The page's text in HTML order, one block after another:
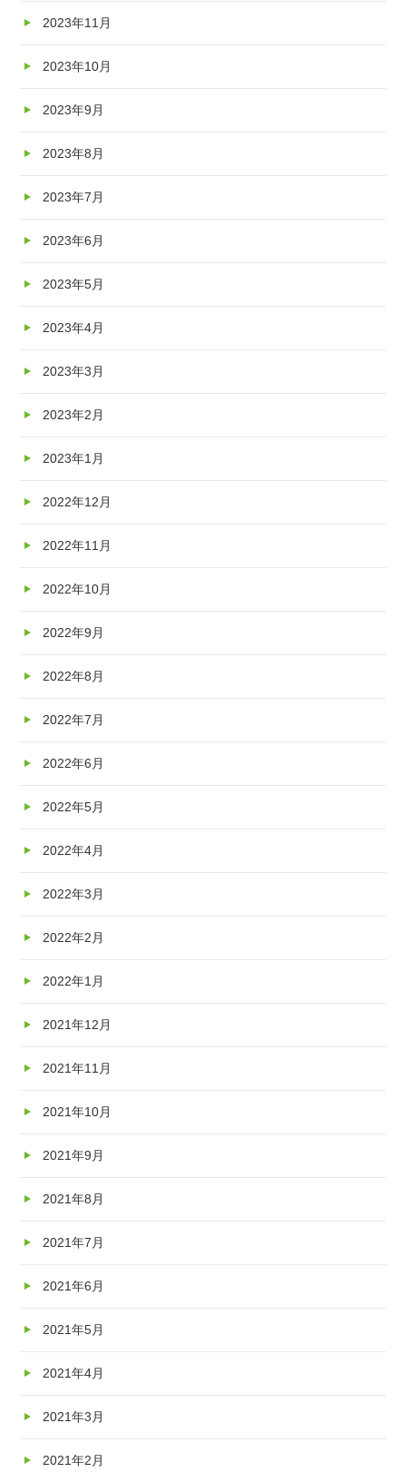
2023年11月
2023年10月
2023年9月
2023年8月
2023年7月
2023年6月
2023年5月
2023年4月
2023年3月
2023年2月
2023年1月
2022年12月
2022年11月
2022年10月
2022年9月
2022年8月
2022年7月
2022年6月
2022年5月
2022年4月
2022年3月
2022年2月
2022年1月
2021年12月
2021年11月
2021年10月
2021年9月
2021年8月
2021年7月
2021年6月
2021年5月
2021年4月
2021年3月
2021年2月